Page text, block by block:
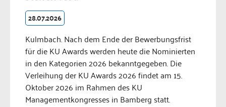
28.07.2026
Kulmbach. Nach dem Ende der Bewerbungsfrist
für die KU Awards werden heute die Nominierten
in den Kategorien 2026 bekanntgegeben. Die
Verleihung der KU Awards 2026 findet am 15.
Oktober 2026 im Rahmen des KU
Managementkongresses in Bamberg statt.